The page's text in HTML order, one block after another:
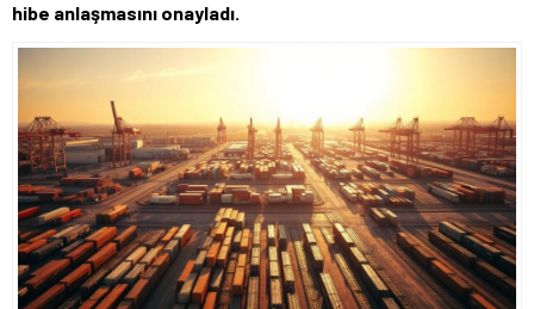
hibe anlaşmasını onayladı.